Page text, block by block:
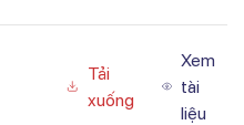
Tải
xuống
Xem
tài
liệu